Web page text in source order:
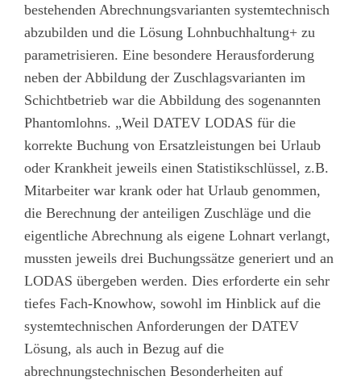
bestehenden Abrechnungsvarianten systemtechnisch
abzubilden und die Lösung Lohnbuchhaltung+ zu
parametrisieren. Eine besondere Herausforderung
neben der Abbildung der Zuschlagsvarianten im
Schichtbetrieb war die Abbildung des sogenannten
Phantomlohns. „Weil DATEV LODAS für die
korrekte Buchung von Ersatzleistungen bei Urlaub
oder Krankheit jeweils einen Statistikschlüssel, z.B.
Mitarbeiter war krank oder hat Urlaub genommen,
die Berechnung der anteiligen Zuschläge und die
eigentliche Abrechnung als eigene Lohnart verlangt,
mussten jeweils drei Buchungssätze generiert und an
LODAS übergeben werden. Dies erforderte ein sehr
tiefes Fach-Knowhow, sowohl im Hinblick auf die
systemtechnischen Anforderungen der DATEV
Lösung, als auch in Bezug auf die
abrechnungstechnischen Besonderheiten auf